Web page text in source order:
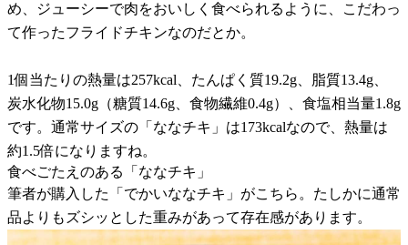
め、ジューシーで肉をおいしく食べられるように、こだわっ
て作ったフライドチキンなのだとか。
1個当たりの熱量は257kcal、たんぱく質19.2g、脂質13.4g、
炭水化物15.0g（糖質14.6g、食物繊維0.4g）、食塩相当量1.8g
です。通常サイズの「ななチキ」は173kcalなので、熱量は
約1.5倍になりますね。
食べごたえのある「ななチキ」
筆者が購入した「でかいななチキ」がこちら。たしかに通常
品よりもズシッとした重みがあって存在感があります。